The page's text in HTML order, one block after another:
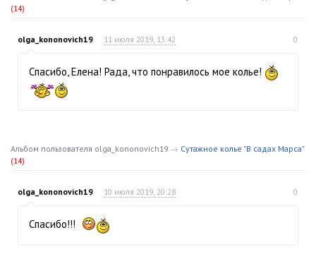
(14)
olga_kononovich19 11 июля 2019, 13:42 0
Спасибо, Елена! Рада, что понравилось мое колье!
Альбом пользователя olga_kononovich19 → Сутажное колье "В садах Марса"
(14)
olga_kononovich19 10 июля 2019, 20:28 0
Спасибо!!!